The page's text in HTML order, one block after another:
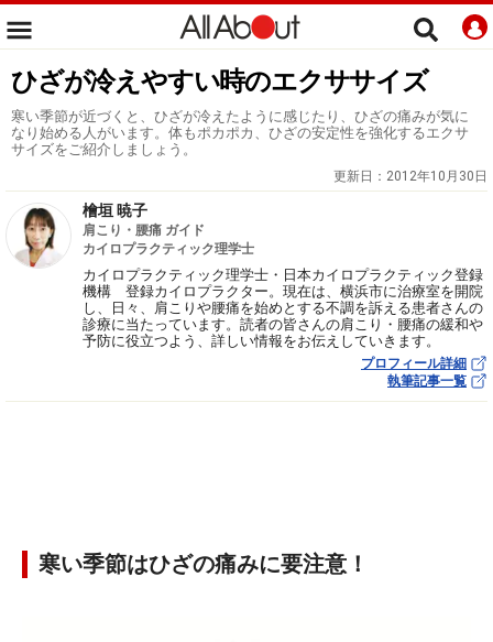
ひざが冷えやすい時のエクササイズ
寒い季節が近づくと、ひざが冷えたように感じたり、ひざの痛みが気に
なり始める人がいます。体もポカポカ、ひざの安定性を強化するエクサ
サイズをご紹介しましょう。
更新日： 2012年10月30日
檜垣 暁子
肩こり・腰痛 ガイド
カイロプラクティック理学士
カイロプラクティック理学士・日本カイロプラクティック登録
機構 登録カイロプラクター。現在は、横浜市に治療室を開院
し、日々、肩こりや腰痛を始めとする不調を訴える患者さんの
診療に当たっています。読者の皆さんの肩こり・腰痛の緩和や
予防に役立つよう、詳しい情報をお伝えしていきます。
プロフィール詳細
執筆記事一覧
寒い季節はひざの痛みに要注意！